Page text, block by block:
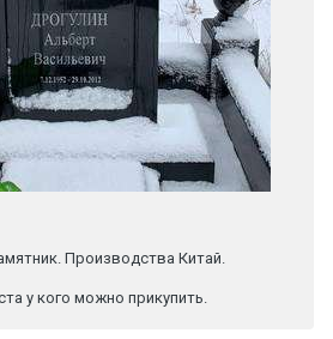
Производства Китай.
у кого можно прикупить.